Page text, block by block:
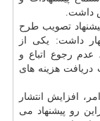
داشت.
تصویب طرح
داشت: یكی از
عدم رجوع اتباع و
دریافت هزینه های
افزایش انتشار
رو پیشنهاد می